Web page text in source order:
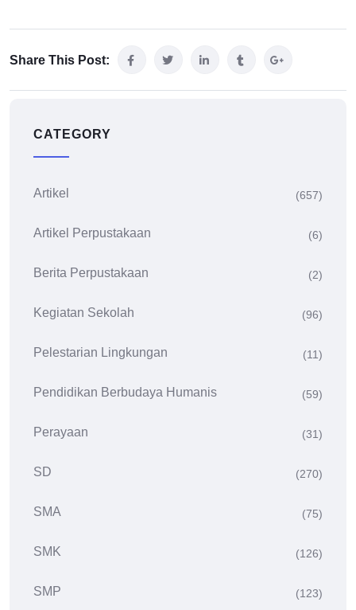
Share This Post:
CATEGORY
Artikel (657)
Artikel Perpustakaan (6)
Berita Perpustakaan (2)
Kegiatan Sekolah (96)
Pelestarian Lingkungan (11)
Pendidikan Berbudaya Humanis (59)
Perayaan (31)
SD (270)
SMA (75)
SMK (126)
SMP (123)